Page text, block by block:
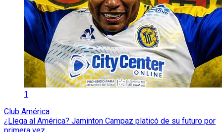
1
Club América
¿Llega al América? Jaminton Campaz platicó de su futuro por